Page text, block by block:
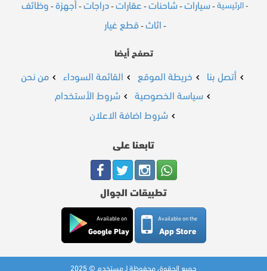
- الرئيسية - سيارات - شاحنات - عقارات - دراجات - أجهزة - وظائف
- اثاث -قطع غيار
تصفح أيضا
أتصل بنا خريطة الموقع القائمة السوداء
من نحن
سياسة الخصوصية
شروط الأستخدام
شروط اضافة الاعلان
تابعنا على
تطبيقات الجوال
Available on the
App Store
Available on
Google Play
جميع الحقوق محفوظة لـ مستخدم © 2025